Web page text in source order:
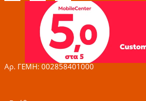
c s
g
r
a
m
t
t
e
r
Αρ. ΓΕΜΗ: 002858401000